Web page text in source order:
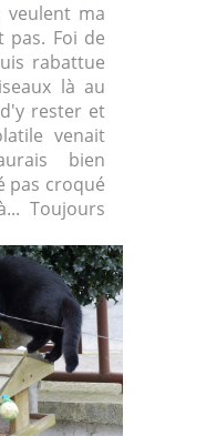
veulent ma
pas. Foi de
rabattue
là au
rester et
venait
bien
pas croqué
Toujours